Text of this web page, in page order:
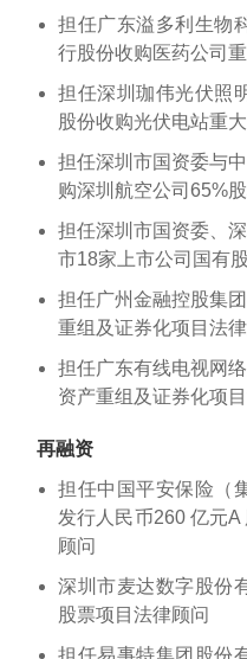
担任广东溢多利生物
行股份收购医药公司
担任深圳珈伟光伏照
股份收购光伏电站重
担任深圳市国资委与
购深圳航空公司65%
担任深圳市国资委、
市18家上市公司国有
担任广州金融控股集
重组及证券化项目法
担任广东有线电视网
资产重组及证券化项
再融资
担任中国平安保险（
发行人民币260 亿元
顾问
深圳市麦达数字股份
股票项目法律顾问
担任易事特集团股份